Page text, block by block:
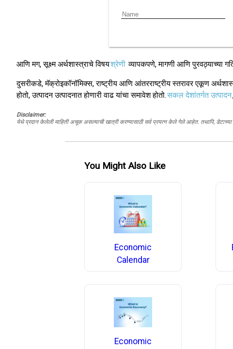
आणि मग, सूक्ष्म अर्थशास्त्राचे विषयश्रेणी व्यापकपणे, मागणी आणि पुरवठ्याच्या
दुसरीकडे, मॅक्रोइकॉनॉमिक्स, राष्ट्रीय आणि आंतरराष्ट्रीय स्तरावर एकूण
होतो, उत्पादन उत्पादनात होणारी वाढ यांचा समावेश होतो.सकल देशांतर्गत उत्पादन
Disclaimer:
येथे प्रदान केलेली माहिती अचूक असल्याची खात्री करण्यासाठी सर्व प्रयत्न केले गेले आहेत. तथापि, डेटाच्या
You Might Also Like
Economic
Calendar
Economic